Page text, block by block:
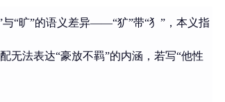
与“旷”的语义差异——“犷”带“犭”，本义指
无法表达“豪放不羁”的内涵，若写“他性